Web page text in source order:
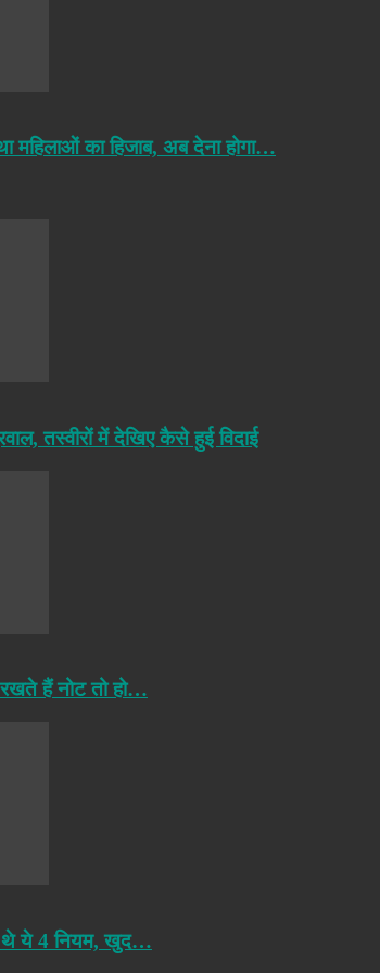
महिलाओं का हिजाब, अब देना होगा…
तस्वीरों में देखिए कैसे हुई विदाई
हैं नोट तो हो…
थे ये 4 नियम, खुद…